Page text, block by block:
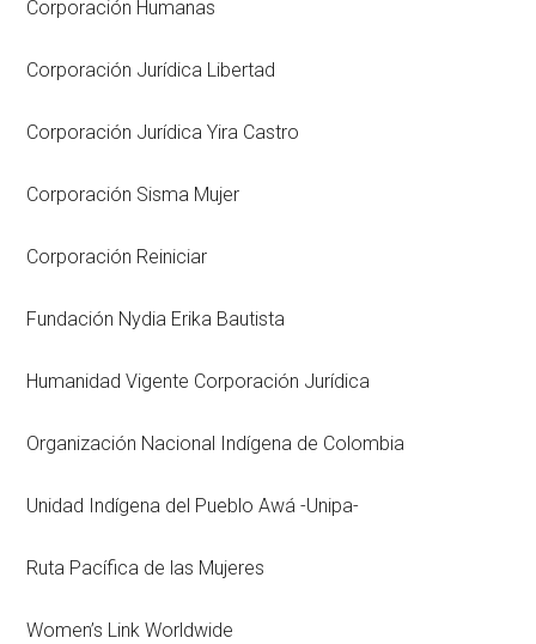
Corporación Humanas
Corporación Jurídica Libertad
Corporación Jurídica Yira Castro
Corporación Sisma Mujer
Corporación Reiniciar
Fundación Nydia Erika Bautista
Humanidad Vigente Corporación Jurídica
Organización Nacional Indígena de Colombia
Unidad Indígena del Pueblo Awá -Unipa-
Ruta Pacífica de las Mujeres
Women’s Link Worldwide